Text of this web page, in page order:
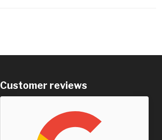
Customer reviews